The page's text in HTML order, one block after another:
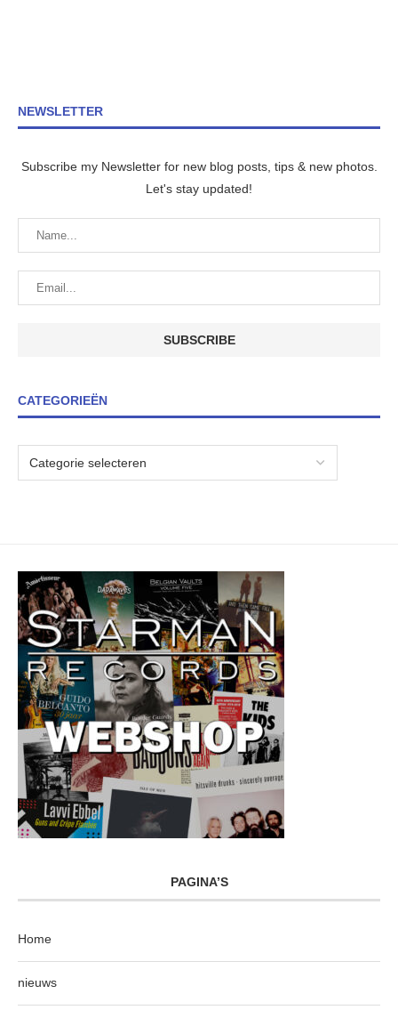
NEWSLETTER
Subscribe my Newsletter for new blog posts, tips & new photos.
Let's stay updated!
CATEGORIEËN
PAGINA’S
Home
nieuws